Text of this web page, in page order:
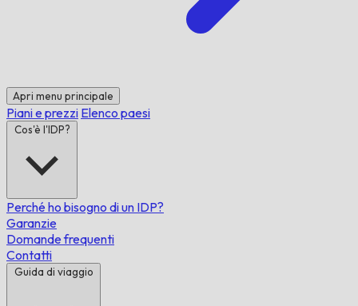
Apri menu principale
Piani e prezzi Elenco paesi
Cos'è l'IDP?
Perché ho bisogno di un IDP?
Garanzie
Domande frequenti
Contatti
Guida di viaggio